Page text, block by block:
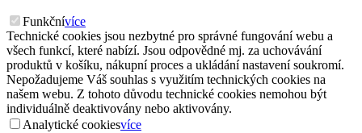
Funkčnívíce
Technické cookies jsou nezbytné pro správné fungování webu a
všech funkcí, které nabízí. Jsou odpovědné mj. za uchovávání
produktů v košíku, nákupní proces a ukládání nastavení soukromí.
Nepožadujeme Váš souhlas s využitím technických cookies na
našem webu. Z tohoto důvodu technické cookies nemohou být
individuálně deaktivovány nebo aktivovány.
Analytické cookiesvíce